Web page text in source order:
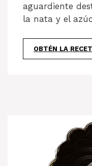
aguardiente
la nata y el
OBTÉN LA